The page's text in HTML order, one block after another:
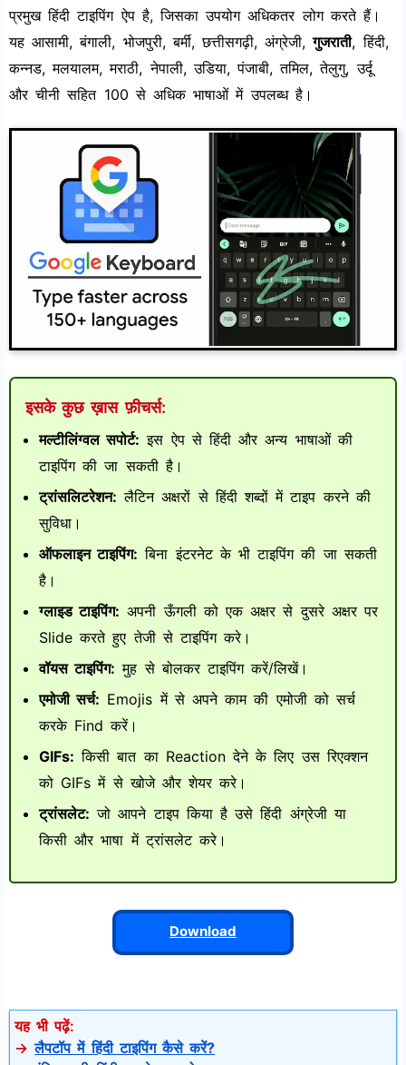
प्रमुख हिंदी टाइपिंग ऐप है, जिसका उपयोग अधिकतर लोग करते हैं।
यह आसामी, बंगाली, भोजपुरी, बर्मी, छत्तीसगढ़ी, अंग्रेजी,गुजराती, हिंदी,
कन्नड, मलयालम, मराठी, नेपाली, उडिया, पंजाबी, तमिल, तेलुगु, उर्दू
और चीनी सहित 100 से अधिक भाषाओं में उपलब्ध है।
इसके कुछ ख़ास फ़ीचर्स:
मल्टीलिंग्वल सपोर्ट: इस ऐप से हिंदी और अन्य भाषाओं की
टाइपिंग की जा सकती है।
ट्रांसलिटरेशन: लैटिन अक्षरों से हिंदी शब्दों में टाइप करने की
सुविधा।
ऑफलाइन टाइपिंग: बिना इंटरनेट के भी टाइपिंग की जा सकती
है।
ग्लाइड टाइपिंग: अपनी ऊँगली को एक अक्षर से दुसरे अक्षर पर
Slide करते हुए तेजी से टाइपिंग करे।
वॉयस टाइपिंग: मुह से बोलकर टाइपिंग करें/लिखें।
एमोजी सर्च: Emojis में से अपने काम की एमोजी को सर्च
करके Find करें।
GIFs: किसी बात का Reaction देने के लिए उस रिएक्शन
को GIFs में से खोजे और शेयर करे।
ट्रांसलेट: जो आपने टाइप किया है उसे हिंदी अंग्रेजी या
किसी और भाषा में ट्रांसलेट करे।
Download
यह भी पढ़ें:
→लैपटॉप में हिंदी टाइपिंग कैसे करें?